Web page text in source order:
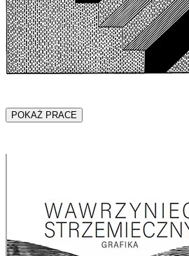
POKAŻ PRACE